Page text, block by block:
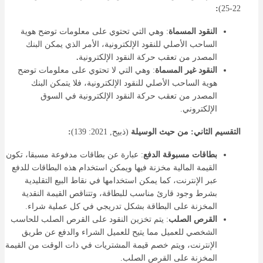
22-25)
:
النقود المسماة: وهي التي تحتوي على معلومات توضح هوية
الساحب الأصلي للنقود الإلكترونية، الأمر الذي يمكن البنك
المصدر من تعقب حركة النقود الإلكترونية.
النقود غير المسماة: وهي التي لا تحتوي على معلومات توضح
هوية الساحب الأصلي للنقود الإلكترونية، فلا يتمكن البنك
المصدر من تعقب حركة النقود الإلكترونية في السوق
الإلكتروني.
التقسيم الثاني: من حيث الوسيلة (ذبيح, 2021: 139) :
بطاقات مسبوقة الدفع: عبارة عن بطاقات مدفوعة مسبقا، تكون
القيمة المالية مخزنة فيها ويمكن استخدام هذه البطاقات للدفع
عبر الإنترنت، كما يمكن استخدامها في نقاط البيع التقليدية
بشرط وجود قارئ مناسب للبطاقة، وتتناقص القيمة النقدية
المخزنة على البطاقة بشكل تدريجي في كل عملية شراء.
القرص الصلب: يتم تخزين النقود على القرص الصلب للحاسب
الشخصي للعميل مما يتيح للعميل الشراء والدفع عن طريق
الإنترنت، ويتم خصم قيمة المشتريات في ذات الوقت من القيمة
المخزنة على القرص الصلب.